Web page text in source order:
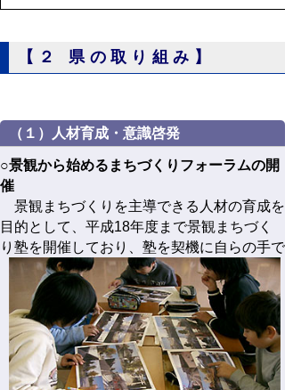
【２ 県の取り組み】
（１）人材育成・意識啓発
○景観から始めるまちづくりフォーラムの開
催
景観まちづくりを主導できる人材の育成を
目的として、平成18年度まで景観まちづく
り塾を開催しており、塾を契機に自らの手で